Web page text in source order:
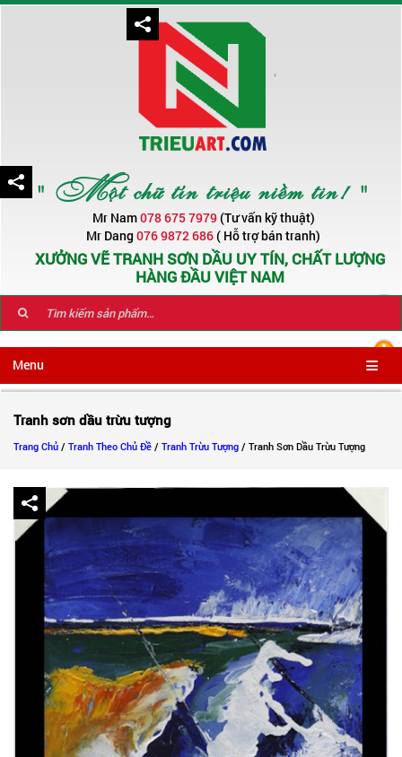
" Một chữ tín triệu niềm tin! "
Mr Nam078 675 7979(Tư vấn kỹ thuật)
Mr Dang 076 9872 686( Hỗ trợ bán tranh)
XƯỞNG VẼ TRANH SƠN DẦU UY TÍN, CHẤT LƯỢNG
HÀNG ĐẦU VIỆT NAM
Menu
Tranh sơn dầu trừu tượng
Trang Chủ / Tranh Theo Chủ Đề / Tranh Trừu Tượng / Tranh Sơn Dầu Trừu Tượng